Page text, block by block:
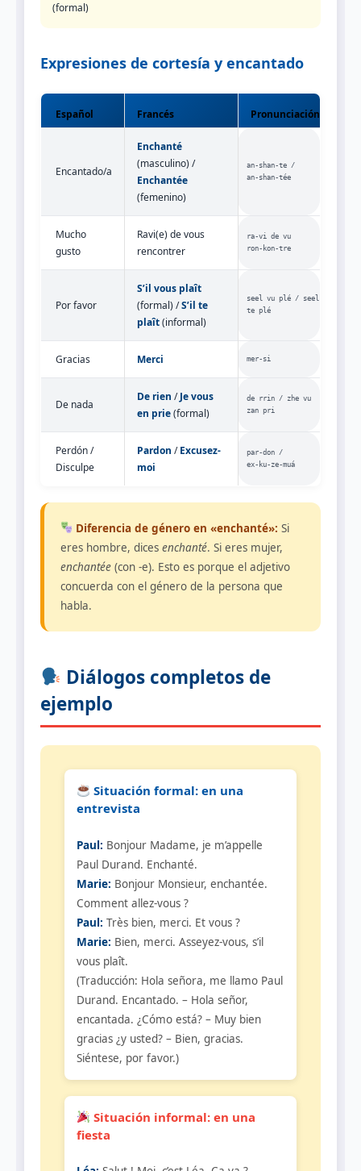
(formal)
Expresiones de cortesía y encantado
Español Francés Pronunciación
Encantado/a
Enchanté
(masculino) /
Enchantée
(femenino)
an‑shan‑te /
an‑shan‑tée
Mucho
gusto
Ravi(e) de vous
rencontrer
ra‑vi de vu
ron‑kon‑tre
Por favor
S’il vous plaît
(formal) /S’il te
plaît(informal)
seel vu plé / seel
te plé
Gracias Merci mer‑si
De nada
De rien /Je vous
en prie(formal)
de rrin / zhe vu
zan pri
Perdón /
Disculpe
Pardon /Excusez-
moi
par‑don /
ex‑ku‑ze‑muá
Diferencia de género en «enchanté»: Si
eres hombre, dices enchanté. Si eres mujer,
enchantée (con -e). Esto es porque el adjetivo
concuerda con el género de la persona que
habla.
Diálogos completos de
ejemplo
Situación formal: en una
entrevista
Paul: Bonjour Madame, je m’appelle
Paul Durand. Enchanté.
Marie: Bonjour Monsieur, enchantée.
Comment allez-vous ?
Paul: Très bien, merci. Et vous ?
Marie: Bien, merci. Asseyez-vous, s’il
vous plaît.
(Traducción: Hola señora, me llamo Paul
Durand. Encantado. – Hola señor,
encantada. ¿Cómo está? – Muy bien
gracias ¿y usted? – Bien, gracias.
Siéntese, por favor.)
Situación informal: en una
fiesta